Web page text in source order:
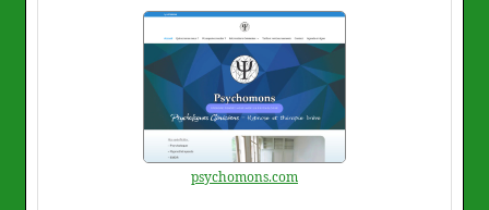
psychomons.com